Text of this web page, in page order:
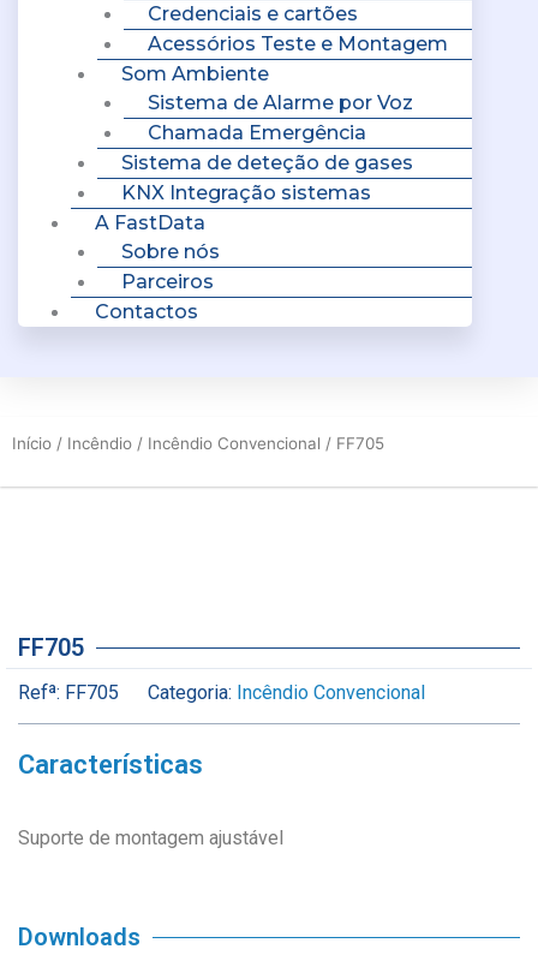
Credenciais e cartões
Acessórios Teste e Montagem
Som Ambiente
Sistema de Alarme por Voz
Chamada Emergência
Sistema de deteção de gases
KNX Integração sistemas
A FastData
Sobre nós
Parceiros
Contactos
Início / Incêndio / Incêndio Convencional / FF705
FF705
Refª: FF705 Categoria: Incêndio Convencional
Características
Suporte de montagem ajustável
Downloads